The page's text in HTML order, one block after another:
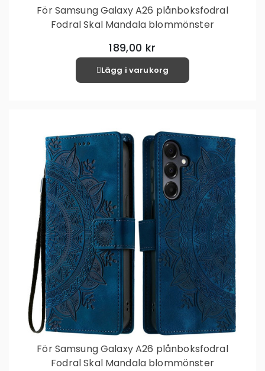
För Samsung Galaxy A26 plånboksfodral
Fodral Skal Mandala blommönster
189,00 kr
Lägg i varukorg
För Samsung Galaxy A26 plånboksfodral
Fodral Skal Mandala blommönster